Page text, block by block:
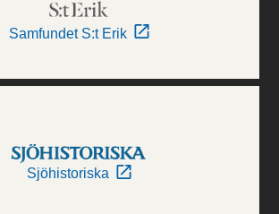
Samfundet S:t Erik
Sjöhistoriska